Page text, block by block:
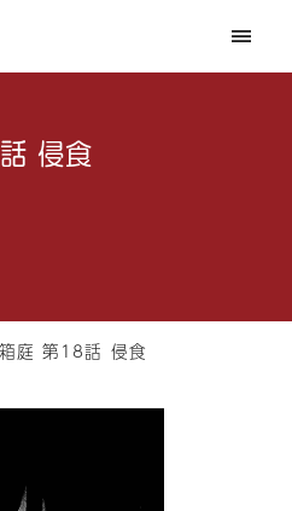
侵食
庭 第18話 侵食